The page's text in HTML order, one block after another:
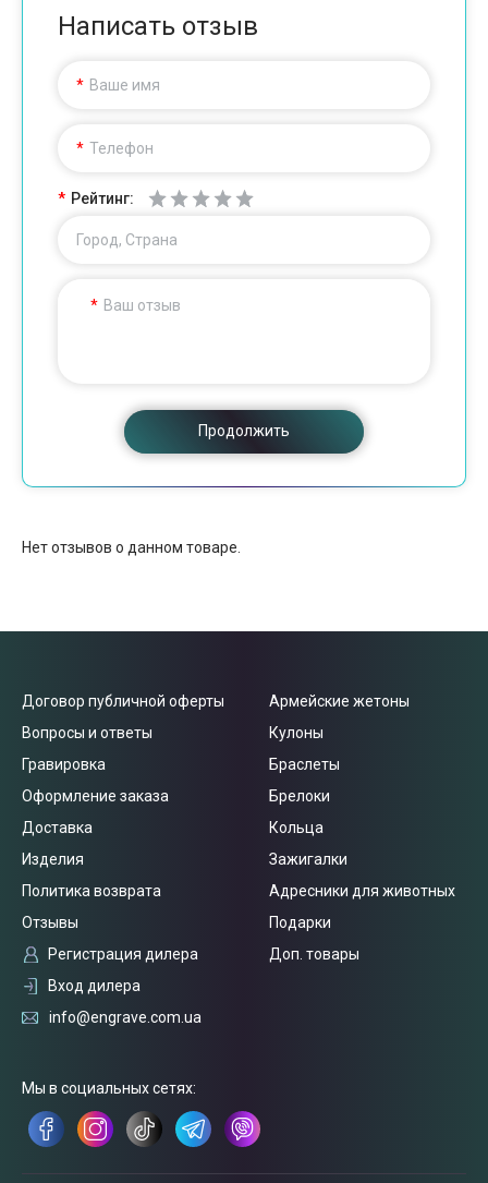
Написать отзыв
Ваше имя
Телефон
Рейтинг:
Город, Страна
Ваш отзыв
Продолжить
Нет отзывов о данном товаре.
Договор публичной оферты
Вопросы и ответы
Гравировка
Оформление заказа
Доставка
Изделия
Политика возврата
Отзывы
Регистрация дилера
Вход дилера
Армейские жетоны
Кулоны
Браслеты
Брелоки
Кольца
Зажигалки
Адресники для животных
Подарки
Доп. товары
info@engrave.com.ua
Мы в социальных сетях: